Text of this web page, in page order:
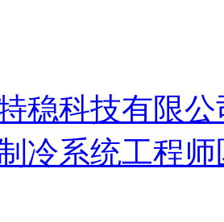
稳科技有限公
冷系统工程师